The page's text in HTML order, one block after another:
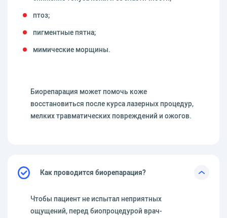
птоз;
пигментные пятна;
мимические морщины.
Биорепарация может помочь коже
восстановиться после курса лазерных процедур,
мелких травматических повреждений и ожогов.
Как проводится биорепарация?
Чтобы пациент не испытал неприятных
ощущений, перед биопроцедурой врач-